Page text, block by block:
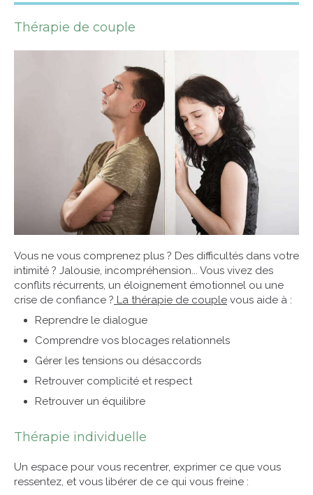
Thérapie de couple
Vous ne vous comprenez plus ? Des difficultés dans votre
intimité ? Jalousie, incompréhension... Vous vivez des
conflits récurrents, un éloignement émotionnel ou une
crise de confiance ? La thérapie de couple vous aide à :
Reprendre le dialogue
Comprendre vos blocages relationnels
Gérer les tensions ou désaccords
Retrouver complicité et respect
Retrouver un équilibre
Thérapie individuelle
Un espace pour vous recentrer, exprimer ce que vous
ressentez, et vous libérer de ce qui vous freine :